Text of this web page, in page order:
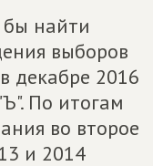
найти
выборов
декабре 2016
По итогам
во второе
и 2014